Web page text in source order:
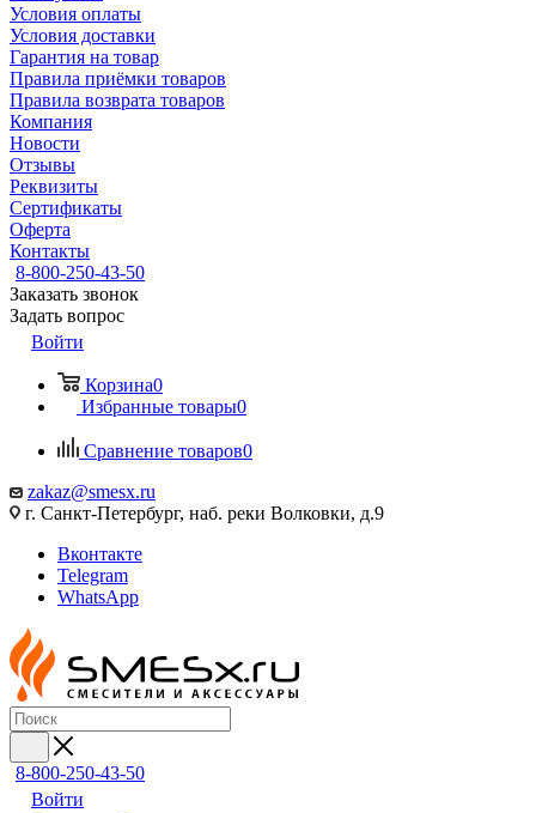
Условия оплаты
Условия доставки
Гарантия на товар
Правила приёмки товаров
Правила возврата товаров
Компания
Новости
Отзывы
Реквизиты
Сертификаты
Оферта
Контакты
8-800-250-43-50
Заказать звонок
Задать вопрос
Войти
Корзина0
Избранные товары0
Сравнение товаров0
zakaz@smesx.ru
г. Санкт-Петербург, наб. реки Волковки, д.9
Вконтакте
Telegram
WhatsApp
8-800-250-43-50
Войти